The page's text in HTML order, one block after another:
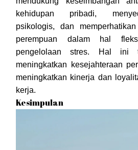
kehidupan pribadi,
psikologis, dan
perempuan dalam hal
pengelolaan stres. Hal ini
meningkatkan kesejahteraan
meningkatkan kinerja dan
kerja.
Kesimpulan